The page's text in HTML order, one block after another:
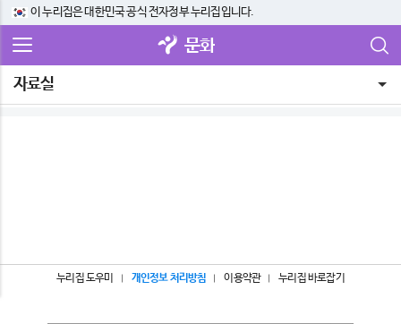
이 누리집은 대한민국 공식 전자정부 누리집입니다.
문화
자료실
누리집 도우미 개인정보 처리방침 이용약관 누리집 바로잡기